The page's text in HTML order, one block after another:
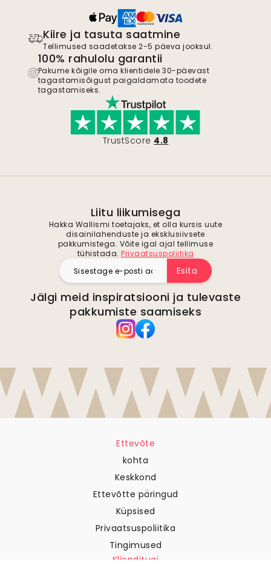
Kiire ja tasuta saatmine
Tellimused saadetakse 2-5 päeva jooksul.
100% rahulolu garantii
Pakume kõigile oma klientidele 30-päevast
tagastamisõigust paigaldamata toodete
tagastamiseks.
TrustScore 4.8
Liitu liikumisega
Hakka Wallismi toetajaks, et olla kursis uute
disainilahenduste ja eksklusiivsete
pakkumistega. Võite igal ajal tellimuse
tühistada. Privaatsuspoliitika
Esita
Jälgi meid inspiratsiooni ja tulevaste
pakkumiste saamiseks
Ettevõte
kohta
Keskkond
Ettevõtte päringud
Küpsised
Privaatsuspoliitika
Tingimused
Klienditugi